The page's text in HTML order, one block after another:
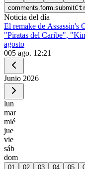
comments.form.submit
Noticia del día
El remake de Assassin's
"Piratas del Caribe",
agosto
005 ago. 12:21
Junio 2026
lun
mar
mié
jue
vie
sáb
dom
01 02 03 04 05